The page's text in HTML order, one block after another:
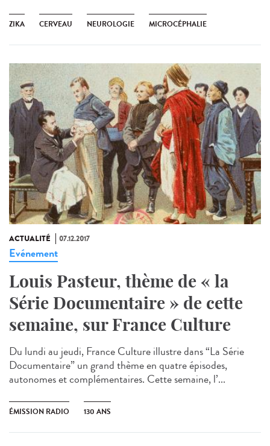
ZIKA CERVEAU NEUROLOGIE MICROCÉPHALIE
ACTUALITÉ 07.12.2017
Evénement
Louis Pasteur, thème de « la
Série Documentaire » de cette
semaine, sur France Culture
Du lundi au jeudi, France Culture illustre dans “La Série
Documentaire” un grand thème en quatre épisodes,
autonomes et complémentaires. Cette semaine, l’...
ÉMISSION RADIO 130 ANS